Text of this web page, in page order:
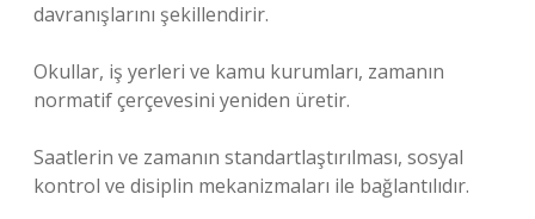
davranışlarını şekillendirir.
Okullar, iş yerleri ve kamu kurumları, zamanın
normatif çerçevesini yeniden üretir.
Saatlerin ve zamanın standartlaştırılması, sosyal
kontrol ve disiplin mekanizmaları ile bağlantılıdır.